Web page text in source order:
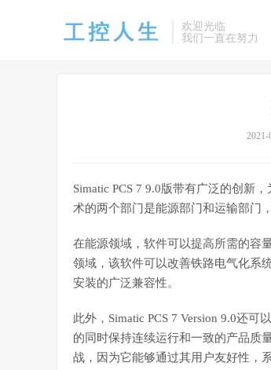
欢迎光临
我们一直在努力
2021-
Simatic PCS 7 9.0版带有广泛的创新
术的两个部门是能源部门和运输部门
在能源领域，软件可以提高所需的容
领域，该软件可以改善铁路电气化系
安装的广泛兼容性。
此外，Simatic PCS 7 Version 9.0还
的同时保持连续运行和一致的产品质
战，因为它能够通过其用户友好性，